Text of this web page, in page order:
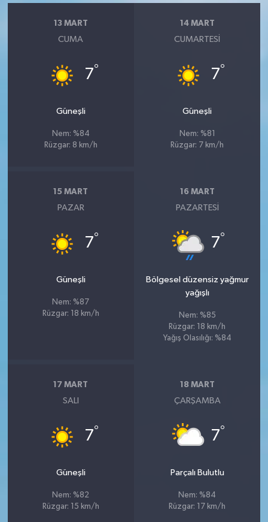
13 MART
CUMA
7°
Güneşli
Nem: %84
Rüzgar: 8 km/h
14 MART
CUMARTESI
7°
Güneşli
Nem: %81
Rüzgar: 7 km/h
15 MART
PAZAR
7°
Güneşli
Nem: %87
Rüzgar: 18 km/h
16 MART
PAZARTESI
7°
Bölgesel düzensiz yağmur
yağışlı
Nem: %85
Rüzgar: 18 km/h
Yağış Olasılığı: %84
17 MART
SALI
7°
Güneşli
Nem: %82
Rüzgar: 15 km/h
18 MART
ÇARŞAMBA
7°
Parçalı Bulutlu
Nem: %84
Rüzgar: 17 km/h